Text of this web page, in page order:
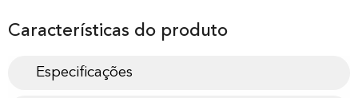
Características do produto
Especificações